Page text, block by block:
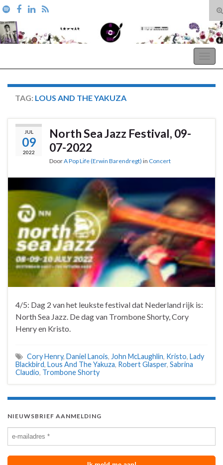
Search for:
TAG: LOUS AND THE YAKUZA
JUL
09
2022
North Sea Jazz Festival, 09-
07-2022
DoorA Pop Life (Erwin Barendregt) in Concert
4/5: Dag 2 van het leukste festival dat Nederland rijk is:
North Sea Jazz. De dag van Trombone Shorty, Cory
Henry en Kristo.
Cory Henry, Daniel Lanois, John McLaughlin, Kristo, Lady
Blackbird, Lous And The Yakuza, Robert Glasper, Sabrina
Claudio, Trombone Shorty
NIEUWSBRIEF AANMELDING